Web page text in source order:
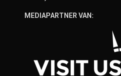
MEDIAPARTNER VAN: